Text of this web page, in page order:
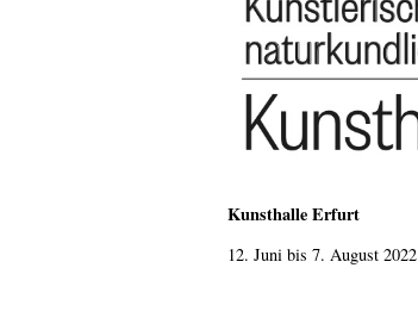
Kunsthalle Erfurt
12. Juni bis 7. August 2022